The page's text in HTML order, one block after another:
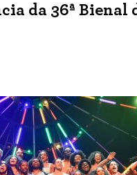
da 36ª Bienal